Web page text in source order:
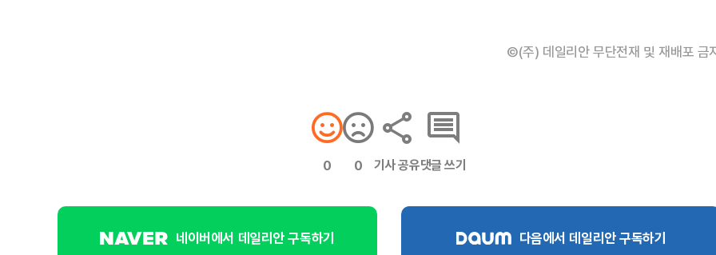
©(주) 데일리안 무단전재 및 재배포 금
0 0 기사 공유댓글 쓰기
네이버에서 데일리안 구독하기 다음에서 데일리안 구독하기